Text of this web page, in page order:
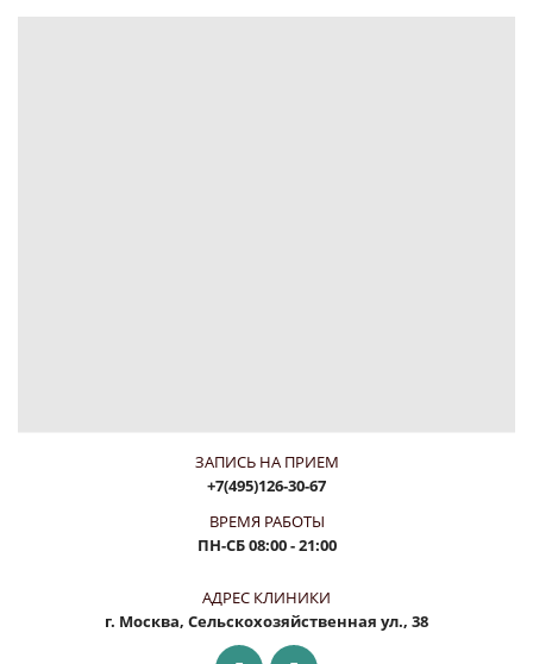
ЗАПИСЬ НА ПРИЕМ
+7(495)126-30-67
ВРЕМЯ РАБОТЫ
ПН-СБ08:00 - 21:00
АДРЕС КЛИНИКИ
г. Москва, Сельскохозяйственная ул., 38